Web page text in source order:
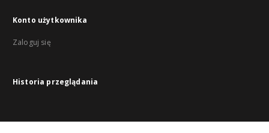
Konto użytkownika
Zaloguj się
Historia przeglądania